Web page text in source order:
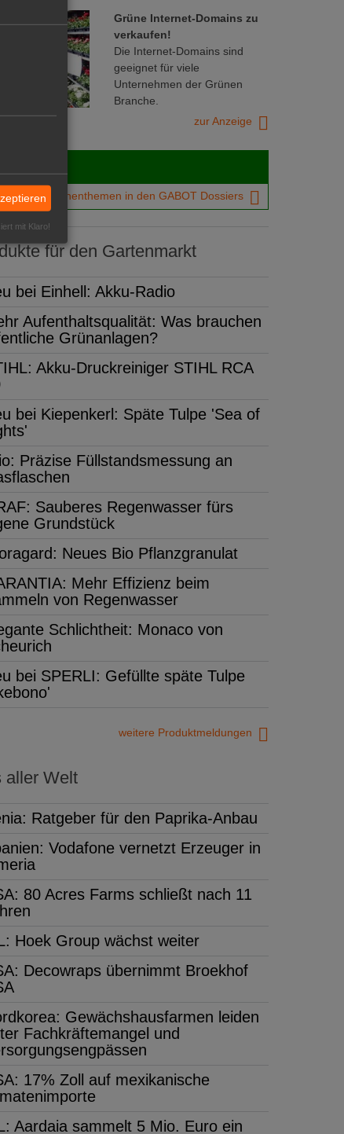
Grüne Internet-Domains zu
verkaufen!
Die Internet-Domains sind
geeignet für viele
Unternehmen der Grünen
Branche.
zur Anzeige
Branchenthemen in den GABOT Dossiers
für den Gartenmarkt
bei Einhell: Akku-Radio
Aufenthaltsqualität: Was brauchen
Grünanlagen?
Akku-Druckreiniger STIHL RCA
bei Kiepenkerl: Späte Tulpe 'Sea of
Präzise Füllstandsmessung an
Sauberes Regenwasser fürs
Grundstück
Neues Bio Pflanzgranulat
Mehr Effizienz beim
von Regenwasser
Schlichtheit: Monaco von
bei SPERLI: Gefüllte späte Tulpe
weitere Produktmeldungen
aller Welt
Ratgeber für den Paprika-Anbau
Vodafone vernetzt Erzeuger in
80 Acres Farms schließt nach 11
Hoek Group wächst weiter
Decowraps übernimmt Broekhof
Gewächshausfarmen leiden
Fachkräftemangel und
17% Zoll auf mexikanische
Aardaia sammelt 5 Mio. Euro ein
mit Klaro!